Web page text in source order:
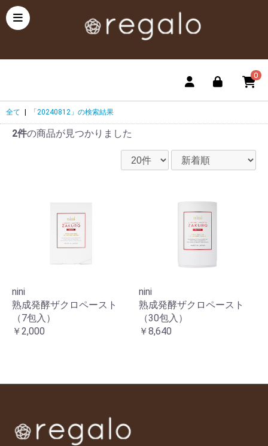
0
全て 「20240812」の検索結果
2件の商品が見つかりました
nini
熟成発酵ザクロペースト
（7包入）
￥2,000
nini
熟成発酵ザクロペースト
（30包入）
￥8,640